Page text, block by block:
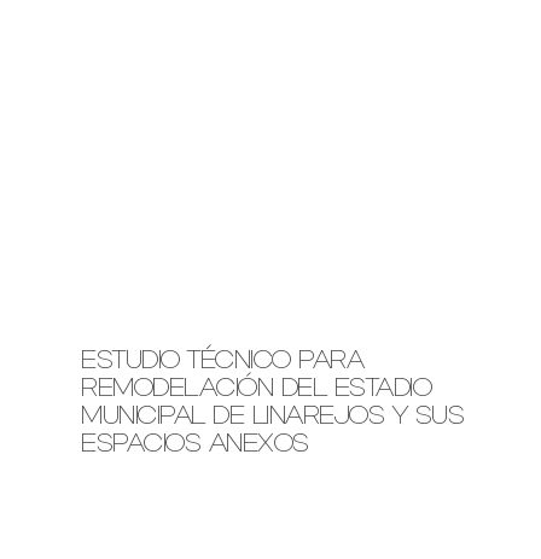
ESTUDIO TÉCNICO PARA
REMODELACIÓN DEL ESTADIO
MUNICIPAL DE LINAREJOS Y SUS
ESPACIOS ANEXOS